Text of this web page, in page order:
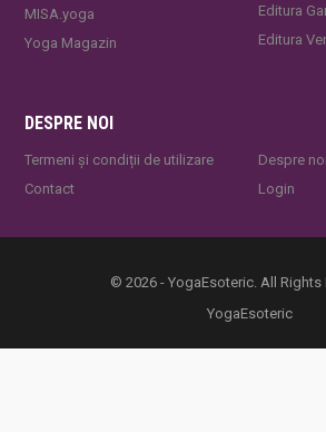
MISA.yoga
Yoga Magazin
Editura
Editura
DESPRE NOI
Termeni și condiții de utilizare
Contact
Despre noi
Login
© 2026 - YogaEsoteric. All Rights
YogaEsoteric